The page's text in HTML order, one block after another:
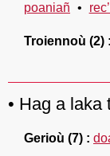
poaniañ
Troiennoù (2)
Hag a laka
Gerioù (7)